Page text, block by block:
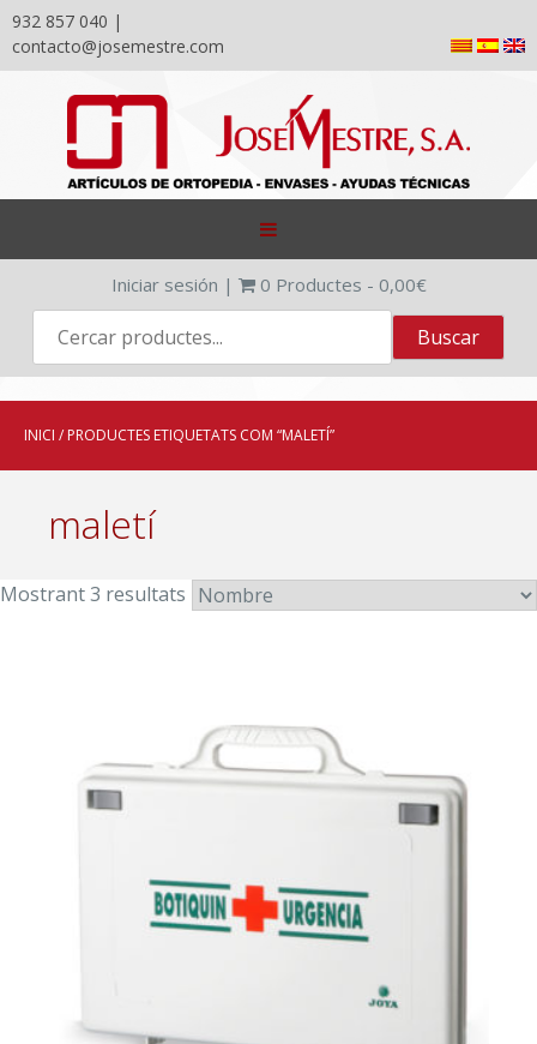
932 857 040 |
contacto@josemestre.com
content
Iniciar sesión | 0 Productes - 0,00€
INICI / PRODUCTES ETIQUETATS COM “MALETÍ”
maletí
Mostrant 3 resultats